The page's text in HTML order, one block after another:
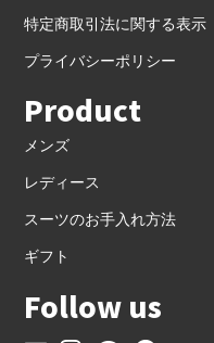
特定商取引法に関する表示
プライバシーポリシー
Product
メンズ
レディース
スーツのお手入れ方法
ギフト
Follow us